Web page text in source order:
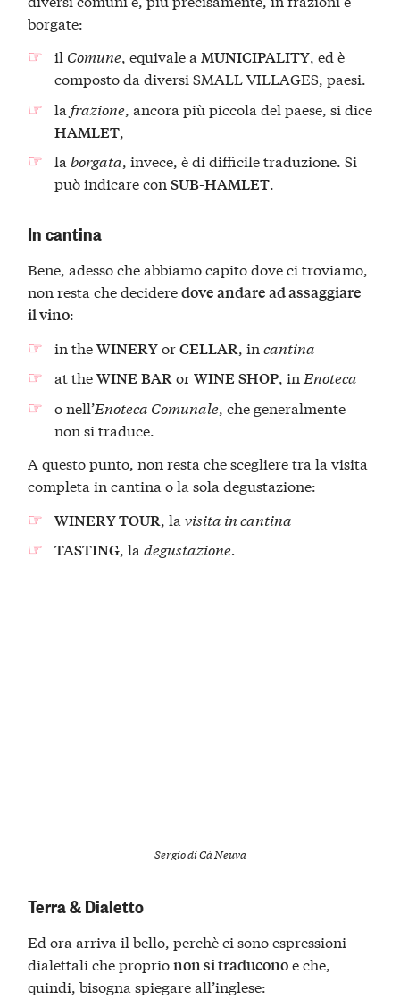
borgate:
il Comune, equivale a MUNICIPALITY, ed è
composto da diversi SMALL VILLAGES, paesi.
la frazione, ancora più piccola del paese, si dice
HAMLET,
la borgata, invece, è di difficile traduzione. Si
può indicare con SUB-HAMLET.
In cantina
Bene, adesso che abbiamo capito dove ci troviamo,
non resta che decideredove andare ad assaggiare
il vino:
in theWINERYorCELLAR, in cantina
at theWINEBARorWINESHOP, in Enoteca
o nell’Enoteca Comunale, che generalmente
non si traduce.
A questo punto, non resta che scegliere tra la visita
completa in cantina o la sola degustazione:
WINERY TOUR, la visita in cantina
TASTING, la degustazione.
Sergio di Cà Neuva
Terra & Dialetto
Ed ora arriva il bello, perchè ci sono espressioni
dialettali che proprionon si traduconoe che,
quindi, bisogna spiegare all’inglese: